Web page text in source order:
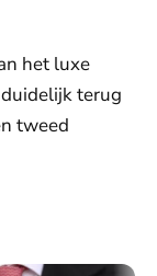
het luxe
terug
tweed